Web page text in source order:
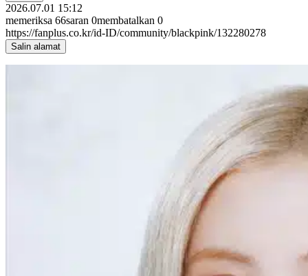
2026.07.01 15:12
memeriksa 66saran 0membatalkan 0
https://fanplus.co.kr/id-ID/community/blackpink/132280278
Salin alamat